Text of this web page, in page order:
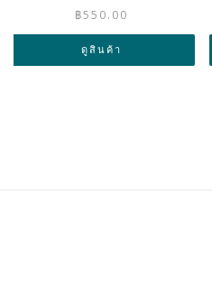
฿550.00
ดูสินค้า